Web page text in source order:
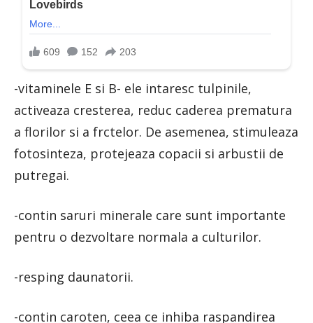
-vitaminele E si B- ele intaresc tulpinile,
activeaza cresterea, reduc caderea prematura
a florilor si a frctelor. De asemenea, stimuleaza
fotosinteza, protejeaza copacii si arbustii de
putregai.
-contin saruri minerale care sunt importante
pentru o dezvoltare normala a culturilor.
-resping daunatorii.
-contin caroten, ceea ce inhiba raspandirea